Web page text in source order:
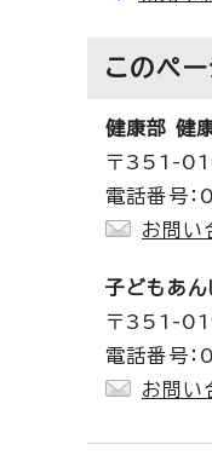
このペ
健康部 健
〒351-
電話番号
お問い
子どもあ
〒351-
電話番号
お問い